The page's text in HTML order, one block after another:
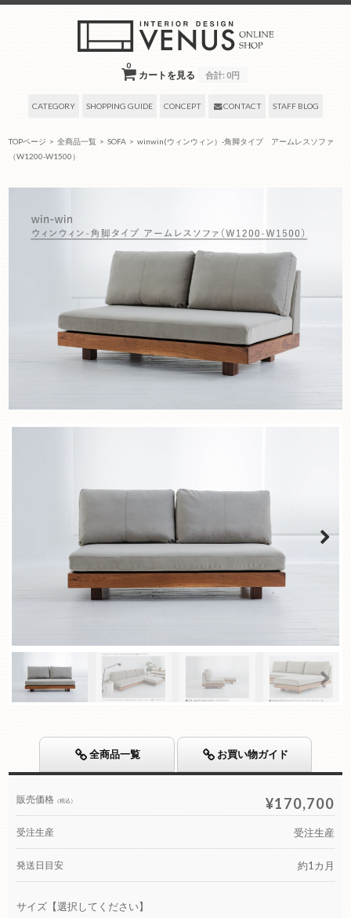
カートを見る
0
合計: 0円
CATEGORY SHOPPING GUIDE CONCEPT CONTACT STAFF BLOG
TOPページ >全商品一覧 >SOFA >winwin(ウィンウィン）-角脚タイプ アームレスソファ
（W1200-W1500）
Next
全商品一覧 お買い物ガイド
販売価格 （税込） ¥170,700
受注生産 受注生産
発送日目安 約1カ月
サイズ【選択してください】